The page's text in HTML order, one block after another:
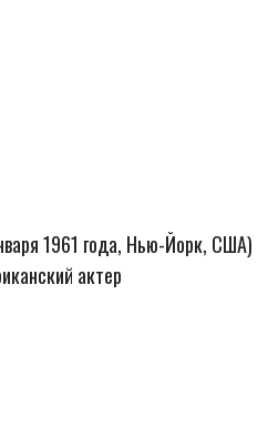
1961 года, Нью-Йорк, США)
актер